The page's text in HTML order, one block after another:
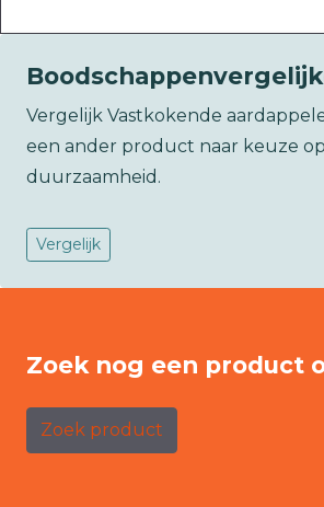
Vergelijk Vastkokende
een ander product naar keuze
duurzaamheid.
Vergelijk
Zoek nog een product
Zoek product